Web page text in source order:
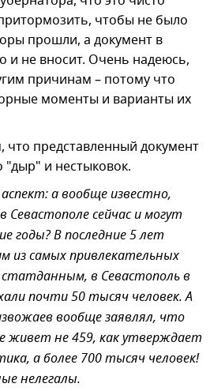
чтобы не было
прошли, а документ в
и не вносит. Очень надеюсь,
причинам – потому что
моменты и варианты их
представленный документ
и нестыковок.
а вообще известно,
Севастополе сейчас и могут
годы? В последние 5 лет
из самых привлекательных
статданным, в Севастополь в
почти 50 тысяч человек. А
вообще заявлял, что
живет не 459, как утверждает
а более 700 тысяч человек!
нелегалы.